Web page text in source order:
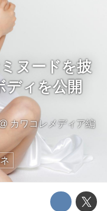
ヌードを披
ディを公開
カワコレメディア編